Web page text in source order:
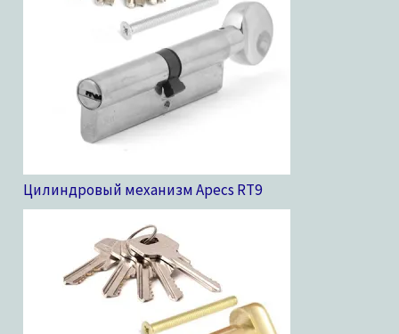
Цилиндровый механизм Apecs RT9